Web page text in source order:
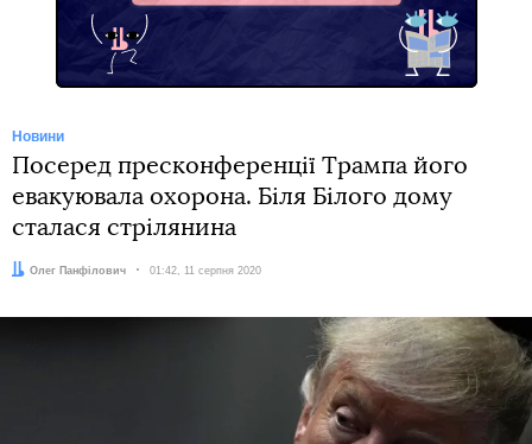
Новини
Посеред пресконференції Трампа його
евакуювала охорона. Біля Білого дому
сталася стрілянина
Автор:
Олег Панфілович Дата:
01:42, 11 серпня 2020